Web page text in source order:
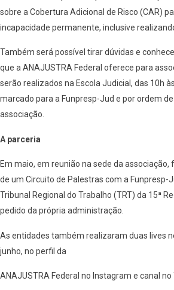
sobre a Cobertura Adicional de Risco (CAR)
incapacidade permanente, inclusive
Também será possível tirar dúvidas e
que a ANAJUSTRA Federal oferece para
serão realizados na Escola Judicial, das 10h
marcado para a Funpresp-Jud e por ordem
associação.
A parceria
Em maio, em reunião na sede da
de um Circuito de Palestras com a Funpresp-
Tribunal Regional do Trabalho (TRT) da 15ª
pedido da própria administração.
As entidades também realizaram duas lives
junho, no perfil da
ANAJUSTRA Federal no Instagram e canal no